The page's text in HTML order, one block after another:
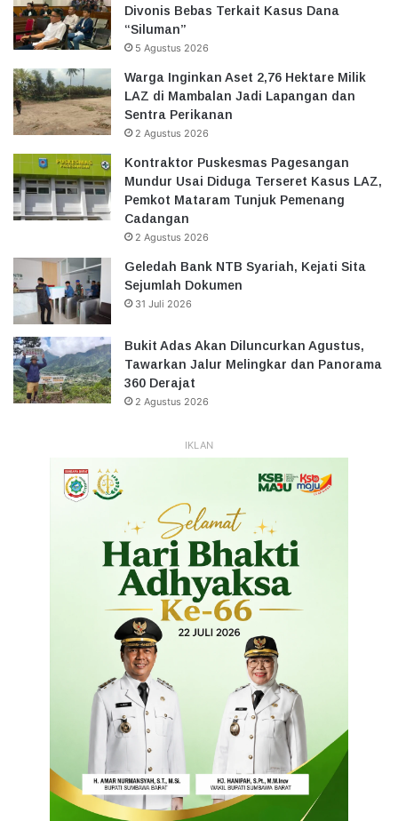
Divonis Bebas Terkait Kasus Dana
“Siluman”
5 Agustus 2026
Warga Inginkan Aset 2,76 Hektare Milik
LAZ di Mambalan Jadi Lapangan dan
Sentra Perikanan
2 Agustus 2026
Kontraktor Puskesmas Pagesangan
Mundur Usai Diduga Terseret Kasus LAZ,
Pemkot Mataram Tunjuk Pemenang
Cadangan
2 Agustus 2026
Geledah Bank NTB Syariah, Kejati Sita
Sejumlah Dokumen
31 Juli 2026
Bukit Adas Akan Diluncurkan Agustus,
Tawarkan Jalur Melingkar dan Panorama
360 Derajat
2 Agustus 2026
IKLAN